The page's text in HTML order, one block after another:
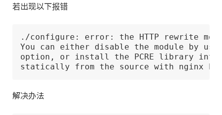
若出现以下报错
./configure: error: the HTTP rewrite
You can either disable the module by
option, or install the PCRE library into
statically from the source with nginx by
解决办法